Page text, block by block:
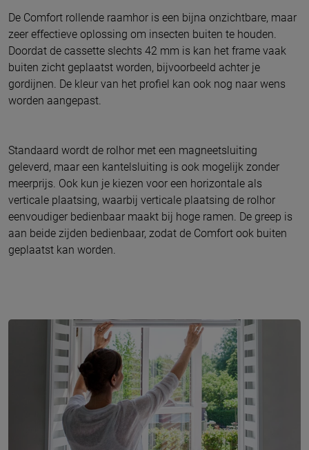
De Comfort rollende raamhor is een bijna onzichtbare, maar
zeer effectieve oplossing om insecten buiten te houden.
Doordat de cassette slechts 42 mm is kan het frame vaak
buiten zicht geplaatst worden, bijvoorbeeld achter je
gordijnen. De kleur van het profiel kan ook nog naar wens
worden aangepast.
Standaard wordt de rolhor met een magneetsluiting
geleverd, maar een kantelsluiting is ook mogelijk zonder
meerprijs. Ook kun je kiezen voor een horizontale als
verticale plaatsing, waarbij verticale plaatsing de rolhor
eenvoudiger bedienbaar maakt bij hoge ramen. De greep is
aan beide zijden bedienbaar, zodat de Comfort ook buiten
geplaatst kan worden.